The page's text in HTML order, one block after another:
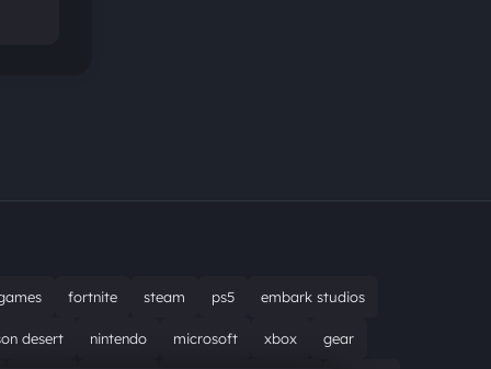
fortnite steam ps5 embark studios
desert nintendo microsoft xbox gear